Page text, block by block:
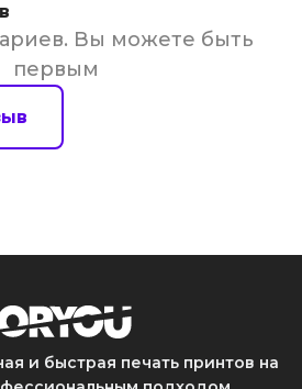
Вы можете быть
первым
и быстрая печать принтов на